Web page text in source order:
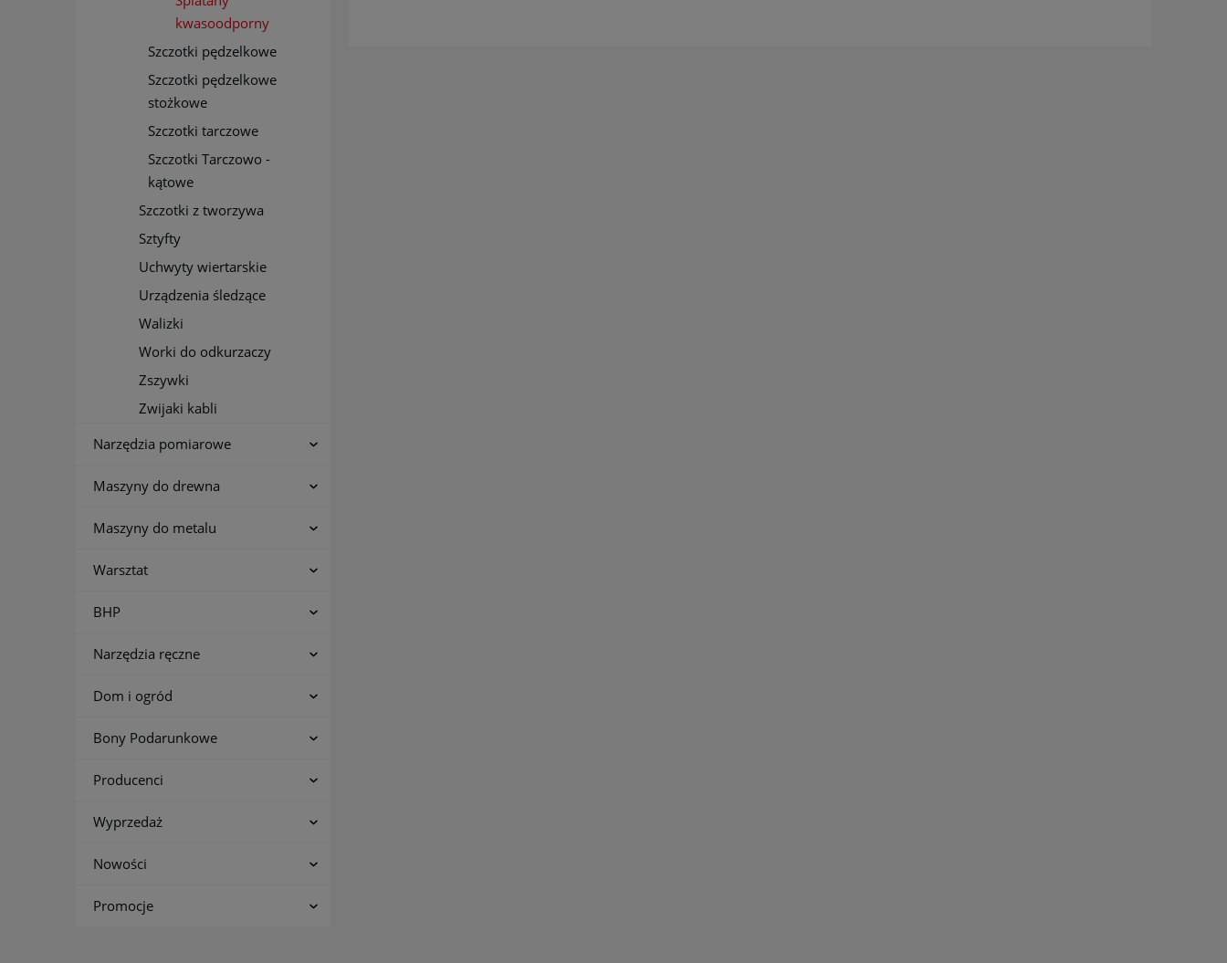
kwasoodporny
Szczotki pędzelkowe
Szczotki pędzelkowe
stożkowe
Szczotki tarczowe
Szczotki Tarczowo -
kątowe
Szczotki z tworzywa
Sztyfty
Uchwyty wiertarskie
Urządzenia śledzące
Walizki
Worki do odkurzaczy
Zszywki
Zwijaki kabli
Narzędzia pomiarowe
Maszyny do drewna
Maszyny do metalu
Warsztat
BHP
Narzędzia ręczne
Dom i ogród
Bony Podarunkowe
Producenci
Wyprzedaż
Nowości
Promocje